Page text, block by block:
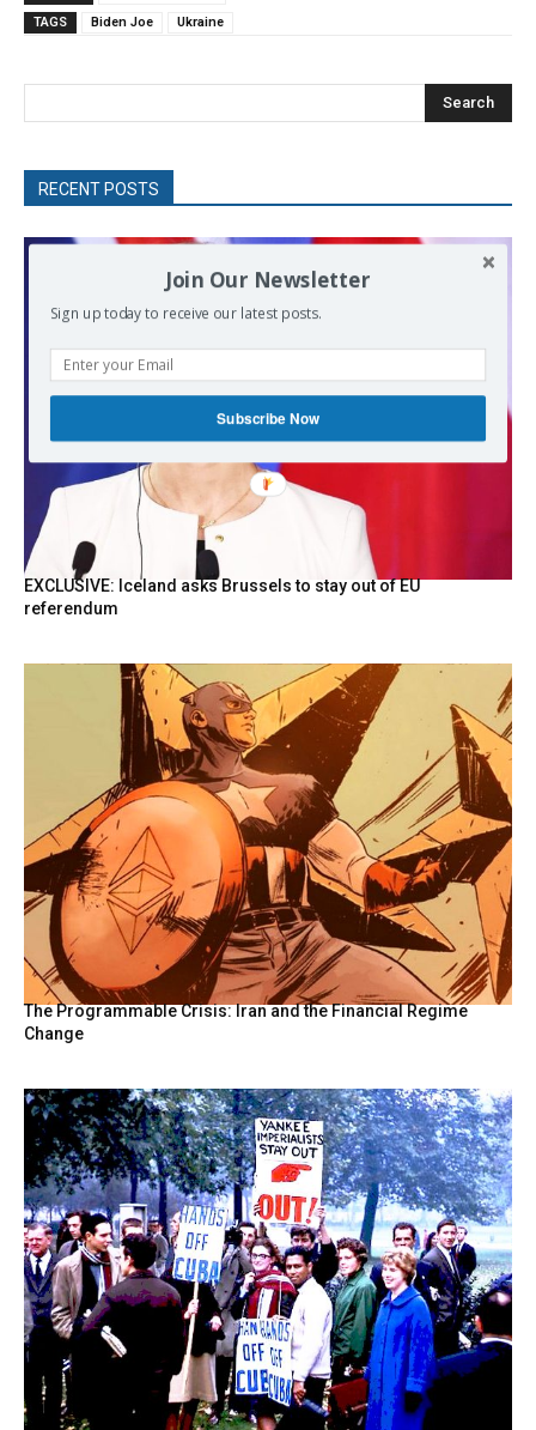
TAGS
Biden Joe Ukraine
Search
RECENT POSTS
EXCLUSIVE: Iceland asks Brussels to stay out of EU
referendum
The Programmable Crisis: Iran and the Financial Regime
Change
Join Our Newsletter
Sign up today to receive our latest posts.
Subscribe Now